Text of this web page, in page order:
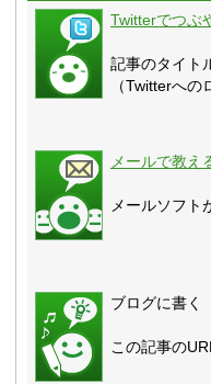
Twitterでつぶ
記事のタイト
（Twitterへの
メールで教え
メールソフト
ブログに書く
この記事の